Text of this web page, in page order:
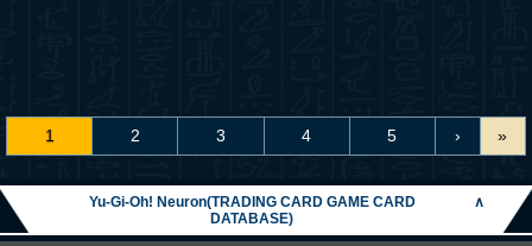
1 2 3 4 5 › »
Yu-Gi-Oh! Neuron(TRADING CARD GAME CARD
DATABASE)
∧